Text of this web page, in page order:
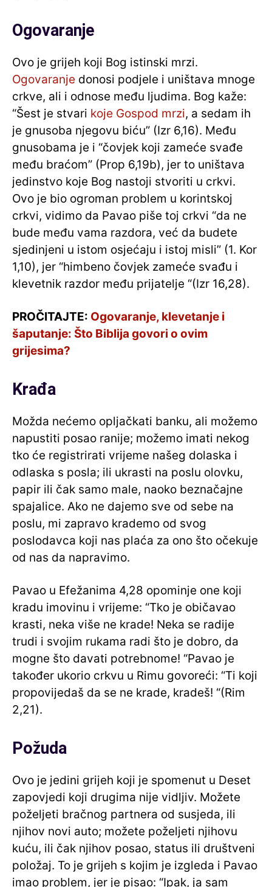
Ogovaranje
Ovo je grijeh koji Bog istinski mrzi.
Ogovaranje donosi podjele i uništava mnoge
crkve, ali i odnose među ljudima. Bog kaže:
“Šest je stvari koje Gospod mrzi, a sedam ih
je gnusoba njegovu biću” (Izr 6,16). Među
gnusobama je i “čovjek koji zameće svađe
među braćom” (Prop 6,19b), jer to uništava
jedinstvo koje Bog nastoji stvoriti u crkvi.
Ovo je bio ogroman problem u korintskoj
crkvi, vidimo da Pavao piše toj crkvi “da ne
bude među vama razdora, već da budete
sjedinjeni u istom osjećaju i istoj misli” (1. Kor
1,10), jer “himbeno čovjek zameće svađu i
klevetnik razdor među prijatelje “(Izr 16,28).
PROČITAJTE: Ogovaranje, klevetanje i
šaputanje: Što Biblija govori o ovim
grijesima?
Krađa
Možda nećemo opljačkati banku, ali možemo
napustiti posao ranije; možemo imati nekog
tko će registrirati vrijeme našeg dolaska i
odlaska s posla; ili ukrasti na poslu olovku,
papir ili čak samo male, naoko beznačajne
spajalice. Ako ne dajemo sve od sebe na
poslu, mi zapravo krademo od svog
poslodavca koji nas plaća za ono što očekuje
od nas da napravimo.
Pavao u Efežanima 4,28 opominje one koji
kradu imovinu i vrijeme: “Tko je običavao
krasti, neka više ne krade! Neka se radije
trudi i svojim rukama radi što je dobro, da
mogne što davati potrebnome! “Pavao je
također ukorio crkvu u Rimu govoreći: “Ti koji
propovijedaš da se ne krade, kradeš! “(Rim
2,21).
Požuda
Ovo je jedini grijeh koji je spomenut u Deset
zapovjedi koji drugima nije vidljiv. Možete
poželjeti bračnog partnera od susjeda, ili
njihov novi auto; možete poželjeti njihovu
kuću, ili čak njihov posao, status ili društveni
položaj. To je grijeh s kojim je izgleda i Pavao
imao problem, jer je pisao: “Ipak, ja sam